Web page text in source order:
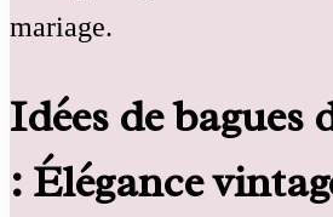
mariage.
Idées de bagues
: Élégance